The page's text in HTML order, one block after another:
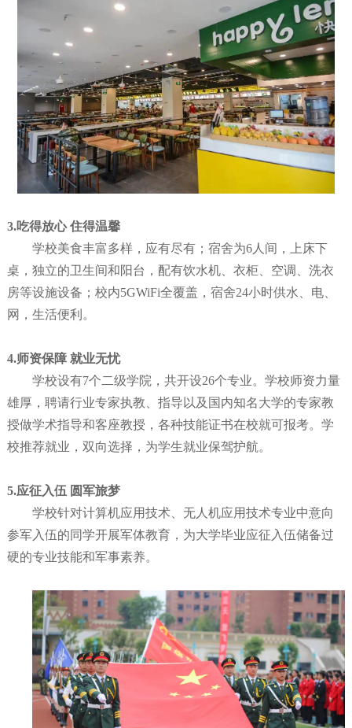
3.吃得放心 住得温馨
学校美食丰富多样，应有尽有；宿舍为6人间，上床下
桌，独立的卫生间和阳台，配有饮水机、衣柜、空调、洗衣
房等设施设备；校内5GWiFi全覆盖，宿舍24小时供水、电、
网，生活便利。
4.师资保障 就业无忧
学校设有7个二级学院，共开设26个专业。学校师资力量
雄厚，聘请行业专家执教、指导以及国内知名大学的专家教
授做学术指导和客座教授，各种技能证书在校就可报考。学
校推荐就业，双向选择，为学生就业保驾护航。
5.应征入伍 圆军旅梦
学校针对计算机应用技术、无人机应用技术专业中意向
参军入伍的同学开展军体教育，为大学毕业应征入伍储备过
硬的专业技能和军事素养。